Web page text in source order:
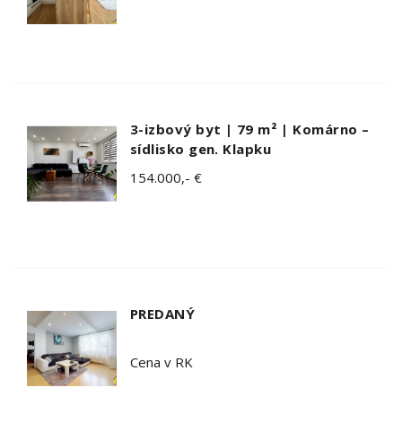
3-izbový byt | 79 m² | Komárno –
sídlisko gen. Klapku
154.000,- €
PREDANÝ
Cena v RK